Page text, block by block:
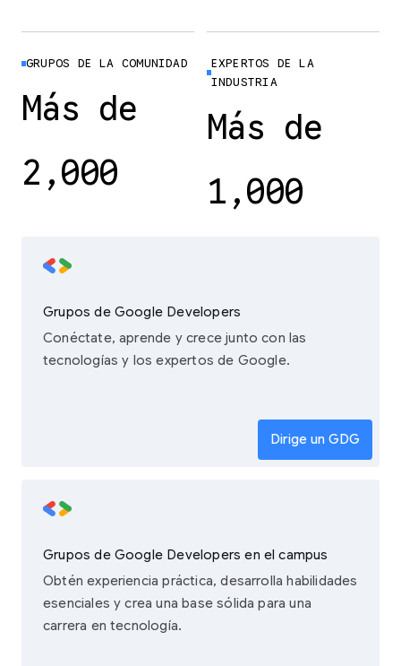
GRUPOS DE LA COMUNIDAD
Más de
2,000
EXPERTOS DE LA
INDUSTRIA
Más de
1,000
Grupos de Google Developers
Conéctate, aprende y crece junto con las
tecnologías y los expertos de Google.
Dirige un GDG
Grupos de Google Developers en el campus
Obtén experiencia práctica, desarrolla habilidades
esenciales y crea una base sólida para una
carrera en tecnología.